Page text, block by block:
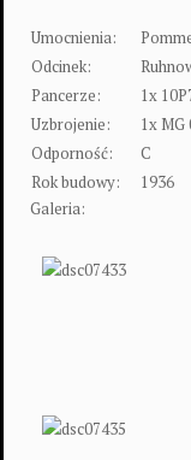
Umocnienia:
Odcinek:
Pancerze:
1x
Uzbrojenie:
1x MG
Odporność:
C
Rok budowy:
1936
Galeria: